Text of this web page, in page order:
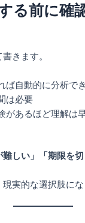
る前に確
きます。
ば自動的に分析で
は必要
があるほど理解は
難しい」「期限を
実的な選択肢にな